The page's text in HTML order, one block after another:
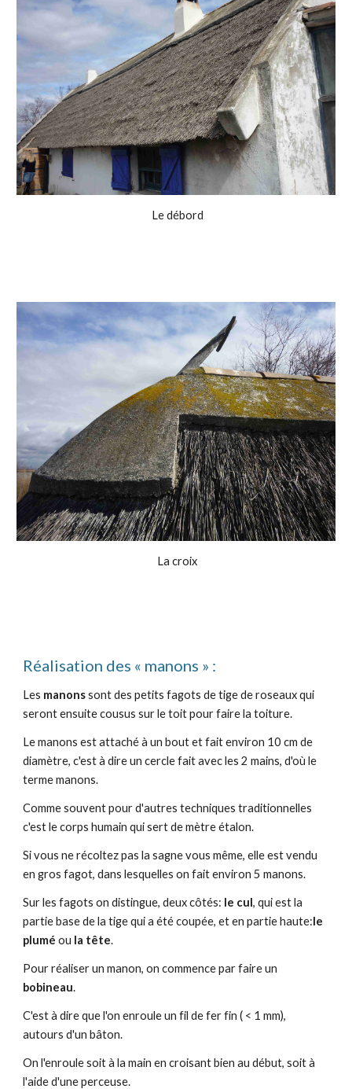
Le débord
La croix
Réalisation des « manons » :
Les manonssont des petits fagots de tige de roseaux qui
seront ensuite cousus sur le toit pour faire la toiture.
Le manons est attaché à un bout et fait environ 10 cm de
diamètre, c'est à dire un cercle fait avec les 2 mains, d'où le
terme manons.
Comme souvent pour d'autres techniques traditionnelles
c'est le corps humain qui sert de mètre étalon.
Si vous ne récoltez pas la sagne vous même, elle est vendu
en gros fagot, dans lesquelles on fait environ 5 manons.
Sur les fagots on distingue, deux côtés: le cul, qui est la
partie base de la tige qui a été coupée, et en partie haute:le
plumé ou la tête.
Pour réaliser un manon, on commence par faire un
bobineau.
C'est à dire que l'on enroule un fil de fer fin ( < 1 mm),
autours d'un bâton.
On l'enroule soit à la main en croisant bien au début, soit à
l'aide d'une perceuse.